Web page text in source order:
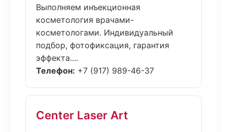
Выполняем инъекционная
косметология врачами-
косметологами. Индивидуальный
подбор, фотофиксация, гарантия
эффекта....
Телефон: +7 (917) 989-46-37
Center Laser Art